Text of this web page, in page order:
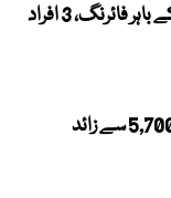
امریکا: فاسٹ فوڈ ریسٹورنٹ کے باہر فائرنگ، 3 افراد
نیویارک: 2-K پروگرام کیلئے 5,700 سے زائد